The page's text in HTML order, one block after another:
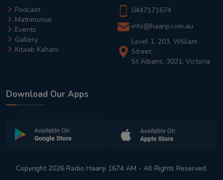
Podcast
Matrimonial
Events
Gallery
Kitaab Kahani
0447171674
info@haanji.com.au
Level 1, 203, William
Street,
St Albans, 3021, Victoria
Download Our Apps
Copyright 2026 Radio Haanji 1674 AM - All Rights Reserved.